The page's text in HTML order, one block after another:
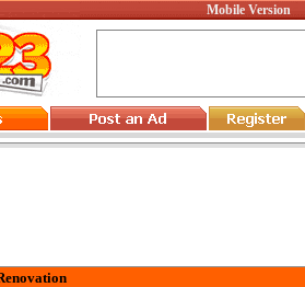
Mobile Version